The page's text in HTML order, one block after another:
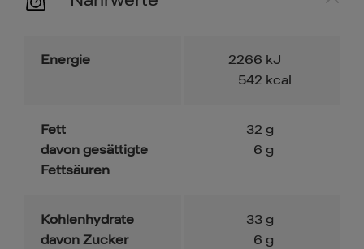
Energie 2266 kJ
542 kcal
Fett
davon gesättigte
Fettsäuren
32 g
6 g
Kohlenhydrate
davon Zucker
33 g
6 g